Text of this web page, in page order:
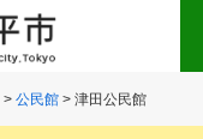
>公民館 > 津田公民館